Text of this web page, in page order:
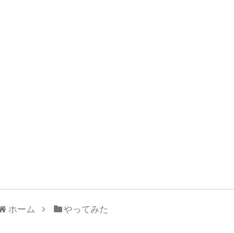
ホーム やってみた